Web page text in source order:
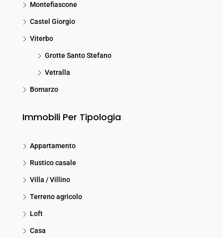
Montefiascone
Castel Giorgio
Viterbo
Grotte Santo Stefano
Vetralla
Bomarzo
Immobili Per Tipologia
Appartamento
Rustico casale
Villa / Villino
Terreno agricolo
Loft
Casa